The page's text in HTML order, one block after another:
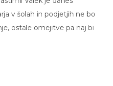
v šolah in podjetjih ne bo
ostale omejitve pa naj bi